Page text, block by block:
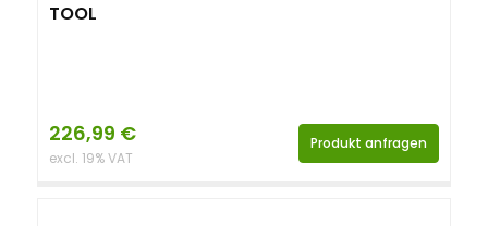
TOOL
226,99 €
excl. 19% VAT
Produkt anfragen